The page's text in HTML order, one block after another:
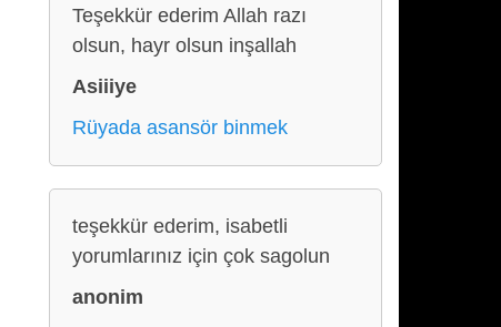
Teşekkür ederim Allah razı
olsun, hayr olsun inşallah
Asiiiye
Rüyada asansör binmek
teşekkür ederim, isabetli
yorumlarınız için çok sagolun
anonim